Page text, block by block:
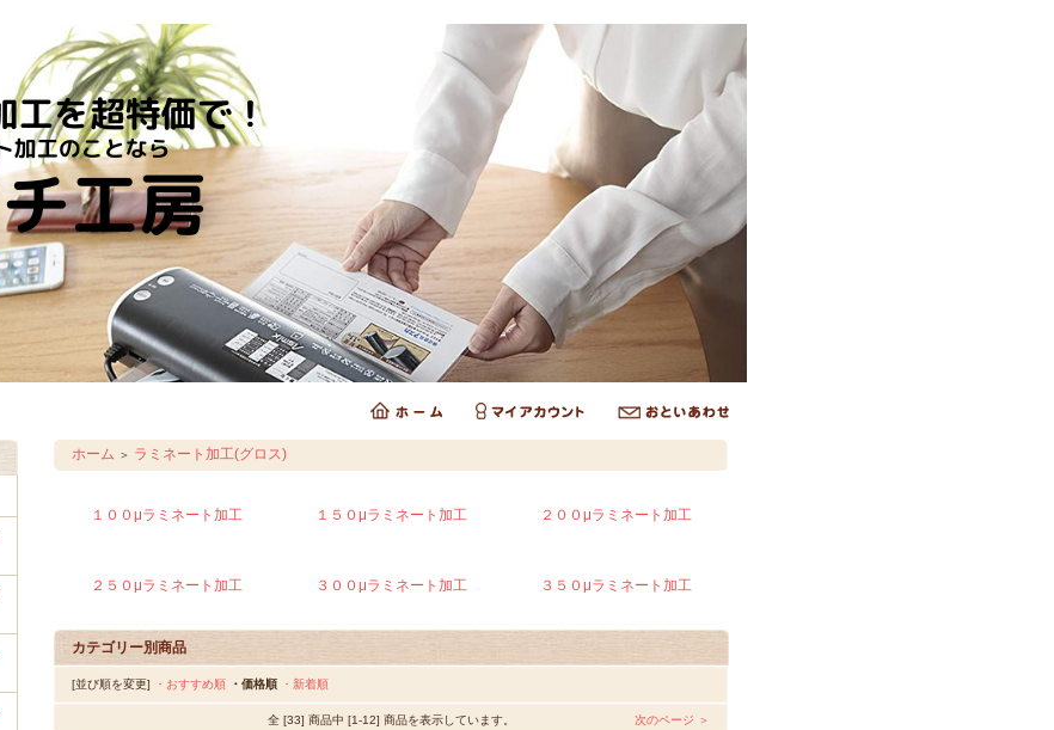
ホーム ＞ ラミネート加工(グロス)
１００μラミネート加工 １５０μラミネート加工 ２００μラミネート加工
２５０μラミネート加工 ３００μラミネート加工 ３５０μラミネート加工
カテゴリー別商品
[並び順を変更] ・おすすめ順 ・価格順 ・新着順
全 [33] 商品中 [1-12] 商品を表示しています。 次のページ ＞